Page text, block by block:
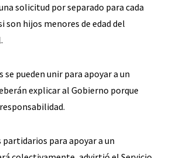
solicitud por separado para cada
son hijos menores de edad del
pueden unir para apoyar a un
explicar al Gobierno porque
partidarios para apoyar a un